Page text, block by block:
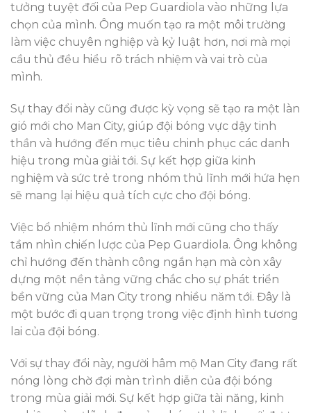
tưởng tuyệt đối của Pep Guardiola vào những lựa
chọn của mình. Ông muốn tạo ra một môi trường
làm việc chuyên nghiệp và kỷ luật hơn, nơi mà mọi
cầu thủ đều hiểu rõ trách nhiệm và vai trò của
mình.
Sự thay đổi này cũng được kỳ vọng sẽ tạo ra một làn
gió mới cho Man City, giúp đội bóng vực dậy tinh
thần và hướng đến mục tiêu chinh phục các danh
hiệu trong mùa giải tới. Sự kết hợp giữa kinh
nghiệm và sức trẻ trong nhóm thủ lĩnh mới hứa hẹn
sẽ mang lại hiệu quả tích cực cho đội bóng.
Việc bổ nhiệm nhóm thủ lĩnh mới cũng cho thấy
tầm nhìn chiến lược của Pep Guardiola. Ông không
chỉ hướng đến thành công ngắn hạn mà còn xây
dựng một nền tảng vững chắc cho sự phát triển
bền vững của Man City trong nhiều năm tới. Đây là
một bước đi quan trọng trong việc định hình tương
lai của đội bóng.
Với sự thay đổi này, người hâm mộ Man City đang rất
nóng lòng chờ đợi màn trình diễn của đội bóng
trong mùa giải mới. Sự kết hợp giữa tài năng, kinh